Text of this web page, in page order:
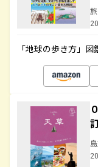
「地球の歩き方」